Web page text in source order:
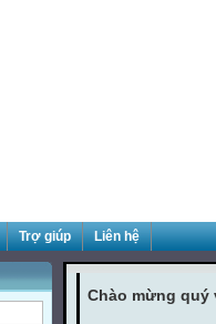
Trợ giúp Liên hệ
Chào mừng